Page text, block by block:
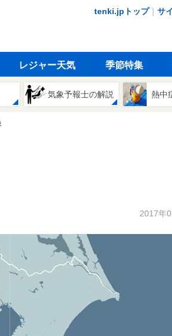
tenki.jpトップ｜ サ
レジャー天気 季節特集
気象予報士の解説 熱中
2017年